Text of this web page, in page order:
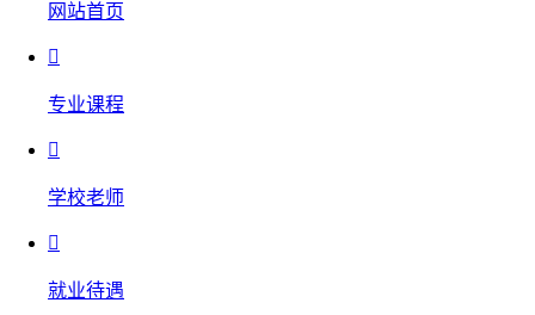
网站首页

专业课程

学校老师

就业待遇